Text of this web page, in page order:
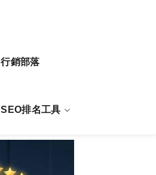
行銷部落
SEO排名工具